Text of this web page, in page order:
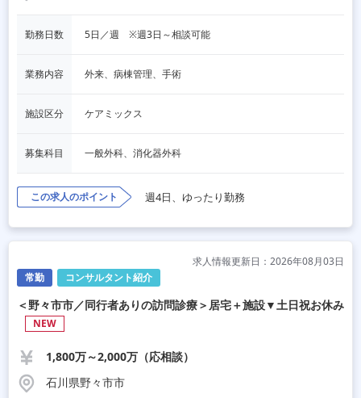
勤務日数 5日／週　※週3日～相談可能
業務内容 外来、病棟管理、手術
施設区分 ケアミックス
募集科目 一般外科、消化器外科
この求人のポイント 週4日、ゆったり勤務
常勤 コンサルタント紹介
求人情報更新日：2026年08月03日
＜野々市市／同行者ありの訪問診療＞居宅＋施設▼土日祝お休み
NEW
1,800万～2,000万（応相談）
石川県野々市市